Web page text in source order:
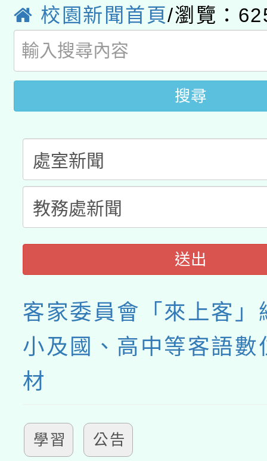
用水績優單位及節水達
動」
桃園市孔廟祈福系列
開 智慧啟航」
2026年桃園地景藝術
校園新聞首頁/瀏覽：
搜尋
送出
客家委員會「來上客」
小及國、高中等客語數
材
學習 公告